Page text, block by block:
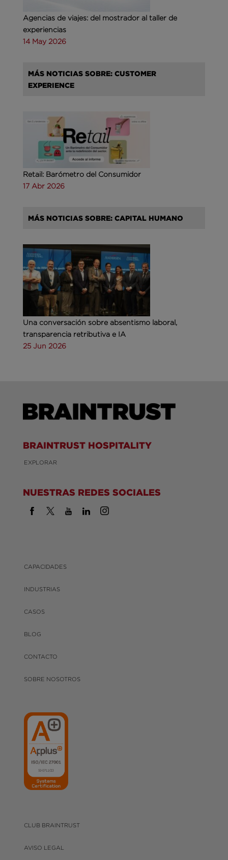
Agencias de viajes: del mostrador al taller de
experiencias
14 May 2026
MÁS NOTICIAS SOBRE: CUSTOMER
EXPERIENCE
Retail: Barómetro del Consumidor
17 Abr 2026
MÁS NOTICIAS SOBRE: CAPITAL HUMANO
Una conversación sobre absentismo laboral,
transparencia retributiva e IA
25 Jun 2026
BRAINTRUST HOSPITALITY
EXPLORAR
NUESTRAS REDES SOCIALES
CAPACIDADES
INDUSTRIAS
CASOS
BLOG
CONTACTO
SOBRE NOSOTROS
CLUB BRAINTRUST
AVISO LEGAL